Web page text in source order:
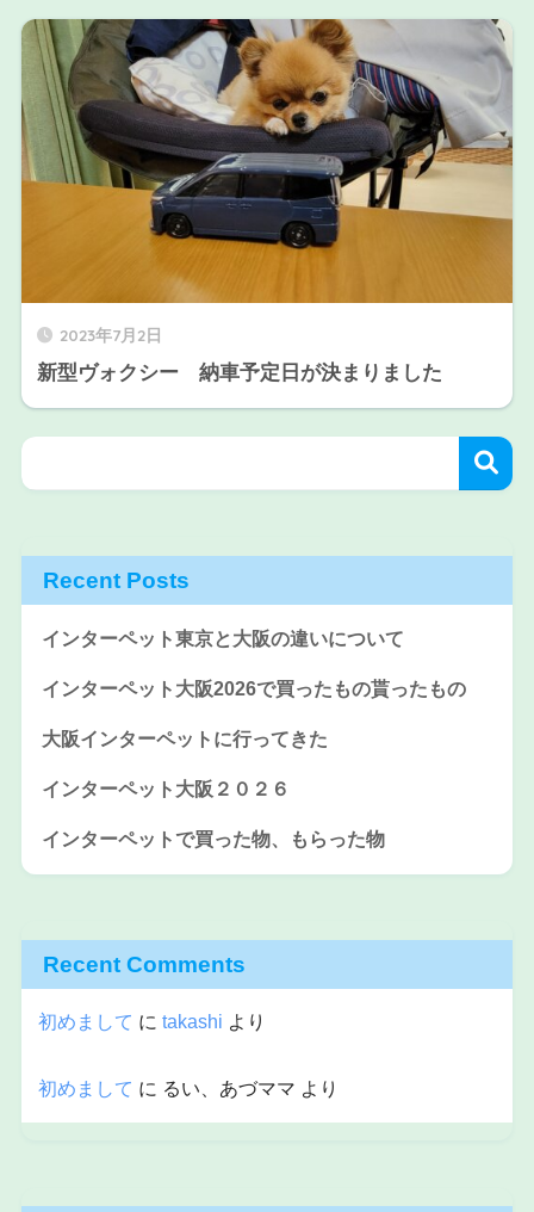
2023年7月2日
新型ヴォクシー 納車予定日が決まりました
Recent Posts
インターペット東京と大阪の違いについて
インターペット大阪2026で買ったもの貰ったもの
大阪インターペットに行ってきた
インターペット大阪２０２６
インターペットで買った物、もらった物
Recent Comments
初めまして に takashi より
初めまして に るい、あづママ より